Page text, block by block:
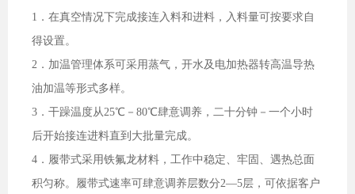
1．在真空情况下完成接连入料和进料，入料量可按要求自
得设置。
2．加温管理体系可采用蒸气，开水及电加热器转高温导热
油加温等形式多样。
3．干躁温度从25℃－80℃肆意调养，二十分钟－一个小时
后开始接连进料直到大批量完成。
4．履带式采用铁氟龙材料，工作中稳定、牢固、遇热总面
积匀称。履带式速率可肆意调养层数分2—5层，可依据客户